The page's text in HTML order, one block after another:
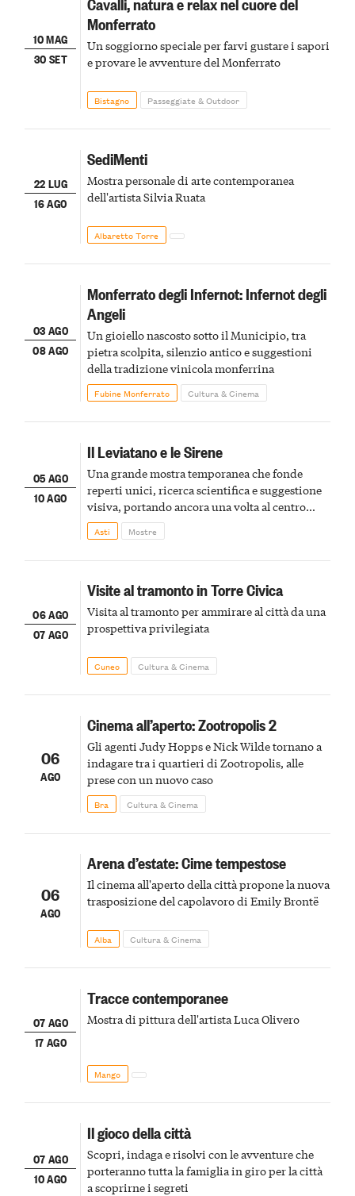
10 MAG
30 SET
Monferrato
Un soggiorno speciale per farvi gustare i sapori
e provare le avventure del Monferrato
Bistagno Passeggiate & Outdoor
22 LUG
16 AGO
SediMenti
Mostra personale di arte contemporanea
dell'artista Silvia Ruata
Albaretto Torre
03 AGO
08 AGO
Monferrato degli Infernot: Infernot degli
Angeli
Un gioiello nascosto sotto il Municipio, tra
pietra scolpita, silenzio antico e suggestioni
della tradizione vinicola monferrina
Fubine Monferrato Cultura & Cinema
05 AGO
10 AGO
Il Leviatano e le Sirene
Una grande mostra temporanea che fonde
reperti unici, ricerca scientifica e suggestione
visiva, portando ancora una volta al centro
della scena le meraviglie del passato astigiano
Asti Mostre
06 AGO
07 AGO
Visite al tramonto in Torre Civica
Visita al tramonto per ammirare al città da una
prospettiva privilegiata
Cuneo Cultura & Cinema
06
AGO
Cinema all’aperto: Zootropolis 2
Gli agenti Judy Hopps e Nick Wilde tornano a
indagare tra i quartieri di Zootropolis, alle
prese con un nuovo caso
Bra Cultura & Cinema
06
AGO
Arena d’estate: Cime tempestose
Il cinema all'aperto della città propone la nuova
trasposizione del capolavoro di Emily Brontë
Alba Cultura & Cinema
07 AGO
17 AGO
Tracce contemporanee
Mostra di pittura dell'artista Luca Olivero
Mango
07 AGO
10 AGO
Il gioco della città
Scopri, indaga e risolvi con le avventure che
porteranno tutta la famiglia in giro per la città
a scoprirne i segreti